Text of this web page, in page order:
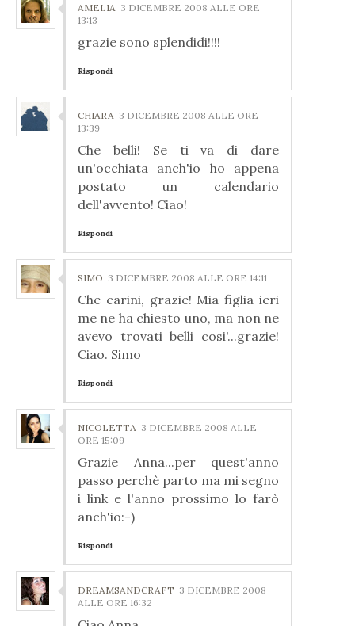
AMELIA 3 DICEMBRE 2008 ALLE ORE
13:13
grazie sono splendidi!!!!
Rispondi
CHIARA 3 DICEMBRE 2008 ALLE ORE
13:39
Che belli! Se ti va di dare
un'occhiata anch'io ho appena
postato un calendario
dell'avvento! Ciao!
Rispondi
SIMO 3 DICEMBRE 2008 ALLE ORE 14:11
Che carini, grazie! Mia figlia ieri
me ne ha chiesto uno, ma non ne
avevo trovati belli cosi'...grazie!
Ciao. Simo
Rispondi
NICOLETTA 3 DICEMBRE 2008 ALLE
ORE 15:09
Grazie Anna...per quest'anno
passo perchè parto ma mi segno
i link e l'anno prossimo lo farò
anch'io:-)
Rispondi
DREAMSANDCRAFT 3 DICEMBRE 2008
ALLE ORE 16:32